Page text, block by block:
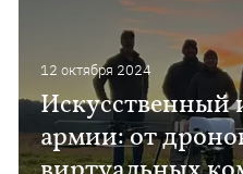
12 октября 2024
Искусственный
армии: от